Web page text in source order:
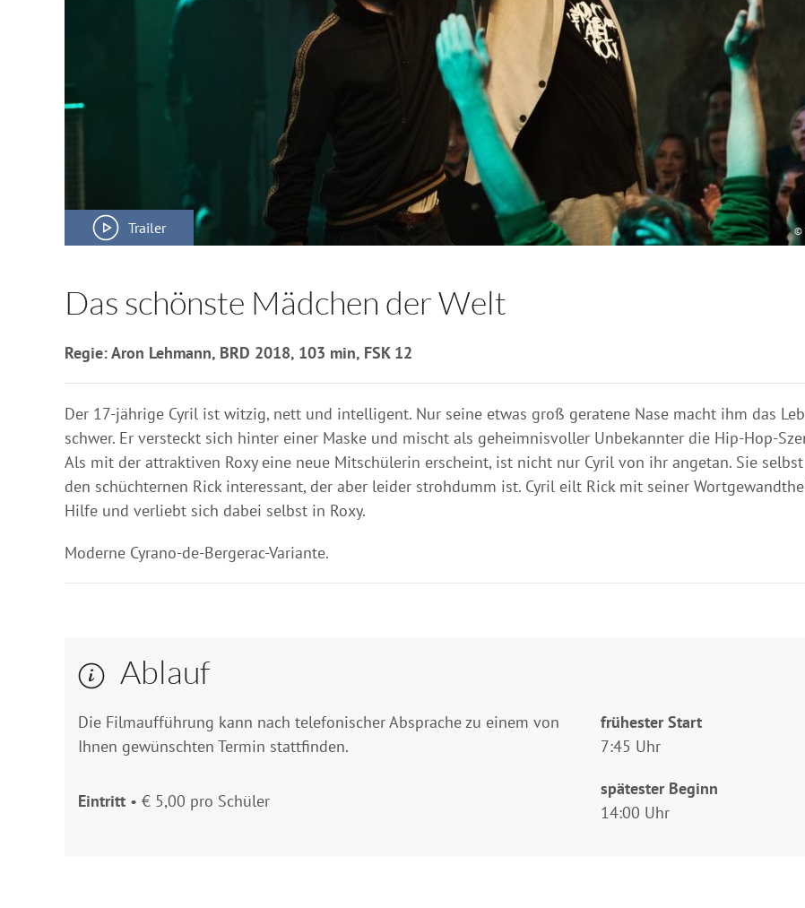
Trailer ©
Das schönste Mädchen der Welt
Regie: Aron Lehmann, BRD 2018, 103 min, FSK 12
Der 17-jährige Cyril ist witzig, nett und intelligent. Nur seine etwas groß geratene Nase macht ihm das
schwer. Er versteckt sich hinter einer Maske und mischt als geheimnisvoller Unbekannter die Hip-Hop-
Als mit der attraktiven Roxy eine neue Mitschülerin erscheint, ist nicht nur Cyril von ihr angetan. Sie
den schüchternen Rick interessant, der aber leider strohdumm ist. Cyril eilt Rick mit seiner
Hilfe und verliebt sich dabei selbst in Roxy.
Moderne Cyrano-de-Bergerac-Variante.
Ablauf
Die Filmaufführung kann nach telefonischer Absprache zu einem von
Ihnen gewünschten Termin stattfinden.
Eintritt • € 5,00 pro Schüler
frühester Start
7:45 Uhr
spätester Beginn
14:00 Uhr